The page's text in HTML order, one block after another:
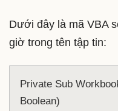
Dưới đây là mã VBA
giờ trong tên tập tin:
Private Sub
Boolean)